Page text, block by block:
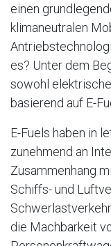
einen
klimaneutralen
es? Unter dem
sowohl
basierend auf E-
E-Fuels haben in
zunehmend an
Zusammenhang
Schiffs- und
die Machbarkeit